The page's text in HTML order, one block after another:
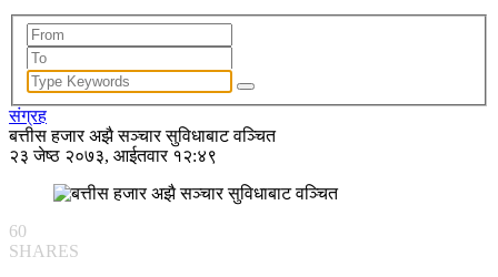
संग्रह
बत्तीस हजार अझै सञ्चार सुविधाबाट वञ्चित
२३ जेष्ठ २०७३, आईतवार १२:४९
60
SHARES